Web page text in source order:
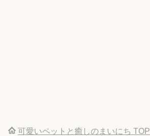
可愛いペットと癒しのまいにち TOP